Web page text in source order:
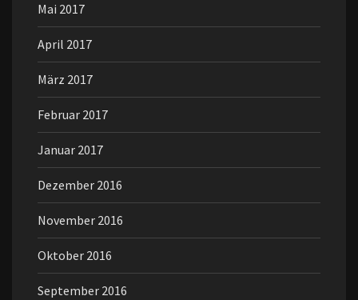
Mai 2017
April 2017
März 2017
Februar 2017
Januar 2017
Dezember 2016
November 2016
Oktober 2016
September 2016